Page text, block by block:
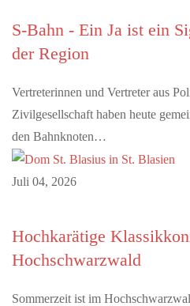
S-Bahn - Ein Ja ist ein
der Region
Vertreterinnen und Vertreter aus
Zivilgesellschaft haben heute
den Bahnknoten…
Juli 04, 2026
Hochkarätige
Hochschwarzwald
Sommerzeit ist im